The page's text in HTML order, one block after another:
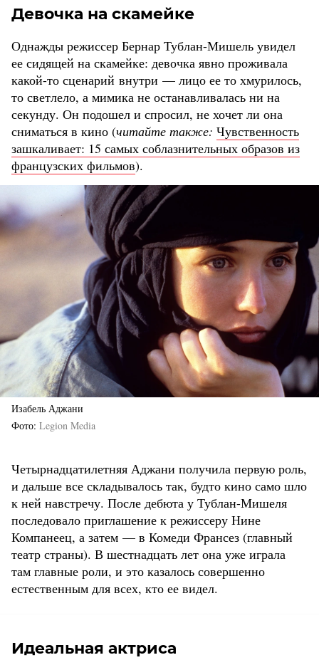
Девочка на скамейке
Однажды режиссер Бернар Тублан-Мишель увидел
ее сидящей на скамейке: девочка явно проживала
какой-то сценарий внутри — лицо ее то хмурилось,
то светлело, а мимика не останавливалась ни на
секунду. Он подошел и спросил, не хочет ли она
сниматься в кино (читайте также: Чувственность
зашкаливает: 15 самых соблазнительных образов из
французских фильмов).
Изабель Аджани
Фото Legion Media
Четырнадцатилетняя Аджани получила первую роль,
и дальше все складывалось так, будто кино само шло
к ней навстречу. После дебюта у Тублан-Мишеля
последовало приглашение к режиссеру Нине
Компанеец, а затем — в Комеди Франсез (главный
театр страны). В шестнадцать лет она уже играла
там главные роли, и это казалось совершенно
естественным для всех, кто ее видел.
Идеальная актриса